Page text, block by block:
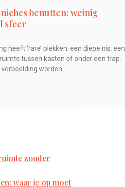
benutten: weinig
sfeer
heeft ‘rare’ plekken: een diepe nis, een
tussen kasten of onder een trap.
worden
zonder
waar je op moet